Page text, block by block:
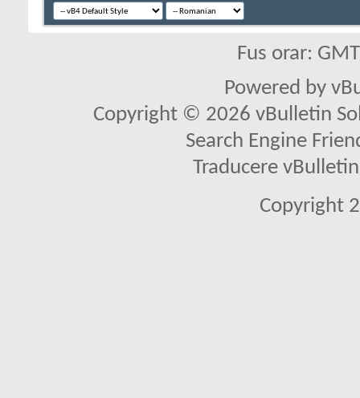
Fus orar:
Powered by
Copyright © 2026 vBulletin
Search Engine
Traducere
Copyright